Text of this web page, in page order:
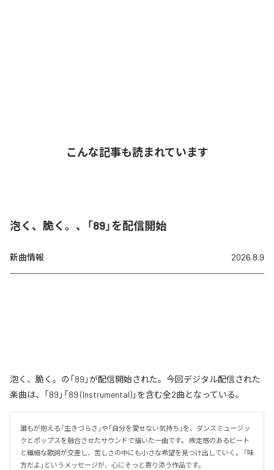
こんな記事も読まれています
泡く、脆く。、「89」を配信開始
新曲情報 2026.8.9
泡く、脆く。の「89」が配信開始された。今回デジタル配信された
楽曲は、「89」「89 (Instrumental)」を含む全2曲となっている。
誰もが抱える「生きづらさ」や「自分を愛せない気持ち」を、ダンスミュージッ
クとポップスを融合させたサウンドで描いた一曲です。 疾走感のあるビート
と繊細な歌詞が交差し、苦しさの中にも小さな希望を見つけ出していく。 「味
方だよ」というメッセージが、心にそっと寄り添う作品です。